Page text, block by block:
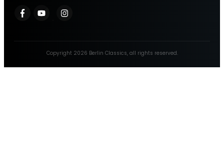
Copyright 2026 Berlin Classics, all rights reserved.